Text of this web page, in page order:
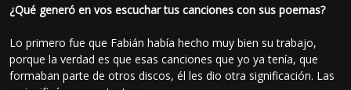
¿Qué generó en vos escuchar tus canciones con sus poemas?
Lo primero fue que Fabián había hecho muy bien su trabajo,
porque la verdad es que esas canciones que yo ya tenía, que
formaban parte de otros discos, él les dio otra significación. Las